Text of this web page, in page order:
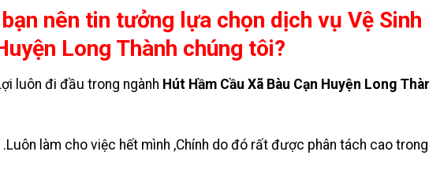
nên tin tưởng lựa chọn dịch vụ Vệ Sinh
Long Thành chúng tôi?
luôn đi đầu trong ngành Hút Hầm Cầu Xã Bàu Cạn Huyện Long
.Luôn làm cho việc hết mình ,Chính do đó rất được phân tách cao trong